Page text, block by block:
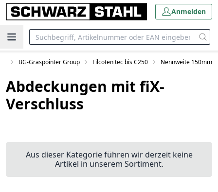
Anmelden
BG-Graspointer Group Filcoten tec bis C250 Nennweite 150mm
Abdeckungen mit fiX-
Verschluss
Aus dieser Kategorie führen wir derzeit keine
Artikel in unserem Sortiment.